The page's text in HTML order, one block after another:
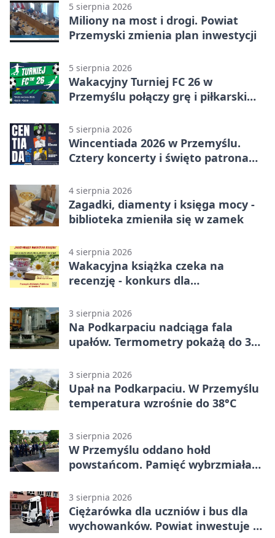
5 sierpnia 2026
Miliony na most i drogi. Powiat
Przemyski zmienia plan inwestycji
5 sierpnia 2026
Wakacyjny Turniej FC 26 w
Przemyślu połączy grę i piłkarski
5 sierpnia 2026
Wincentiada 2026 w Przemyślu.
Cztery koncerty i święto patrona
4 sierpnia 2026
Zagadki, diamenty i księga mocy -
biblioteka zmieniła się w zamek
4 sierpnia 2026
Wakacyjna książka czeka na
recenzję - konkurs dla
3 sierpnia 2026
Na Podkarpaciu nadciąga fala
upałów. Termometry pokażą do 36
3 sierpnia 2026
Upał na Podkarpaciu. W Przemyślu
temperatura wzrośnie do 38°C
3 sierpnia 2026
W Przemyślu oddano hołd
powstańcom. Pamięć wybrzmiała
3 sierpnia 2026
Ciężarówka dla uczniów i bus dla
wychowanków. Powiat inwestuje w